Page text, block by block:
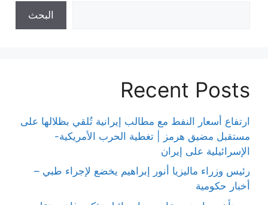
البحث
Recent Posts
ارتفاع أسعار النفط مع مطالب إيرانية تُلقي بظلالها على
مستقبل مضيق هرمز | تغطية الحرب الأمريكية-
الإسرائيلية على إيران
رئيس وزراء ماليزيا أنور إبراهيم يخضع لإجراء طبي –
أخبار حكومية